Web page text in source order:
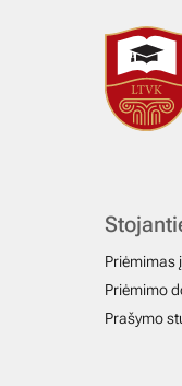
Priėmimas
Priėmimo
Prašymo